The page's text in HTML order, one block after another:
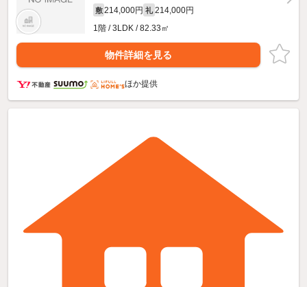
敷 214,000円 礼 214,000円
1階 / 3LDK / 82.33㎡
物件詳細を見る
ほか提供